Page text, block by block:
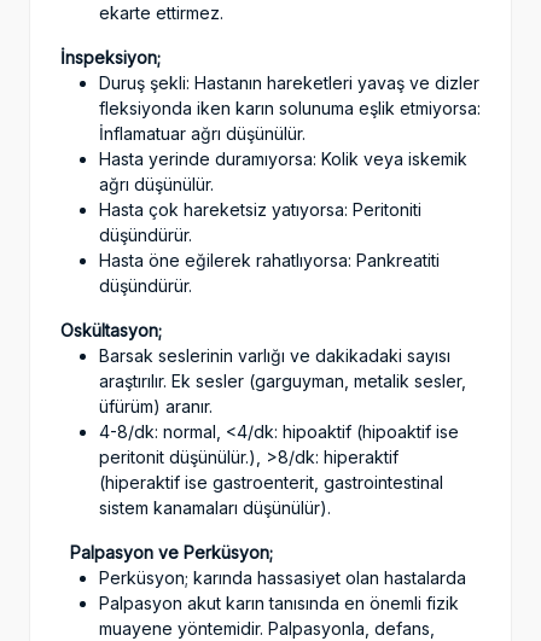
ekarte ettirmez.
İnspeksiyon;
Duruş şekli: Hastanın hareketleri yavaş ve dizler
fleksiyonda iken karın solunuma eşlik etmiyorsa:
İnflamatuar ağrı düşünülür.
Hasta yerinde duramıyorsa: Kolik veya iskemik
ağrı düşünülür.
Hasta çok hareketsiz yatıyorsa: Peritoniti
düşündürür.
Hasta öne eğilerek rahatlıyorsa: Pankreatiti
düşündürür.
Oskültasyon;
Barsak seslerinin varlığı ve dakikadaki sayısı
araştırılır. Ek sesler (garguyman, metalik sesler,
üfürüm) aranır.
4-8/dk: normal, <4/dk: hipoaktif (hipoaktif ise
peritonit düşünülür.), >8/dk: hiperaktif
(hiperaktif ise gastroenterit, gastrointestinal
sistem kanamaları düşünülür).
Palpasyon ve Perküsyon;
Perküsyon; karında hassasiyet olan hastalarda
Palpasyon akut karın tanısında en önemli fizik
muayene yöntemidir. Palpasyonla, defans,